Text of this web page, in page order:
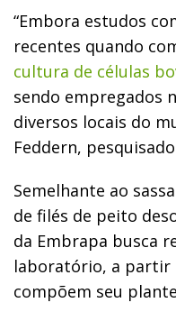
“Embora estudos
recentes quando
cultura de células
sendo empregados
diversos locais do
Feddern,
Semelhante ao
de filés de peito
da Embrapa busca
laboratório, a partir
compõem seu